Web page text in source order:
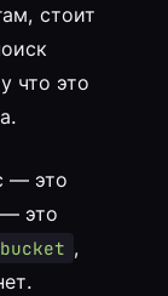
стоит
что это
— это
это
,